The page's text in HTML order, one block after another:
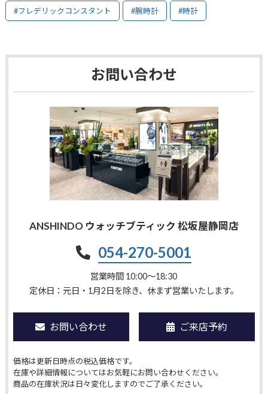
#フレデリックコンスタント #腕時計 #時計
お問い合わせ
ANSHINDO ウォッチブティック 松坂屋静岡店
054-270-5001
営業時間 10:00〜18:30
定休日：元日・1月2日を除き、休まず営業いたします。
お問い合わせ ご来店予約
価格は更新日時点の税込価格です。
在庫や詳細情報についてはお気軽にお問い合わせください。
商品の在庫状況は日々変化しますのでご了承ください。